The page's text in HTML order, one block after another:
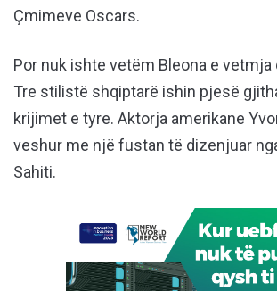
Çmimeve Oscars.
Por nuk ishte vetëm Bleona e vetmja
Tre stilistë shqiptarë ishin pjesë
krijimet e tyre. Aktorja amerikane
veshur me një fustan të dizenjuar
Sahiti.